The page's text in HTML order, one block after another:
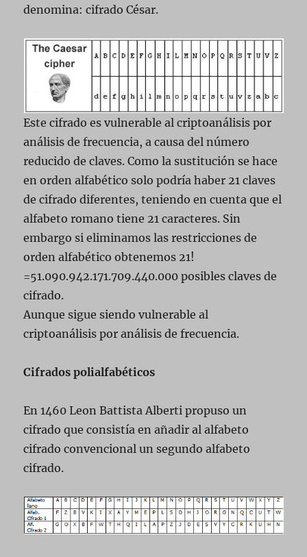
denomina: cifrado César.
Este cifrado es vulnerable al criptoanálisis por
análisis de frecuencia, a causa del número
reducido de claves. Como la sustitución se hace
en orden alfabético solo podría haber 21 claves
de cifrado diferentes, teniendo en cuenta que el
alfabeto romano tiene 21 caracteres. Sin
embargo si eliminamos las restricciones de
orden alfabético obtenemos 21!
=51.090.942.171.709.440.000 posibles claves de
cifrado.
Aunque sigue siendo vulnerable al
criptoanálisis por análisis de frecuencia.
Cifrados polialfabéticos
En 1460 Leon Battista Alberti propuso un
cifrado que consistía en añadir al alfabeto
cifrado convencional un segundo alfabeto
cifrado.